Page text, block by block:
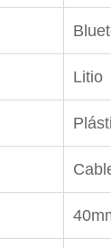
Litio